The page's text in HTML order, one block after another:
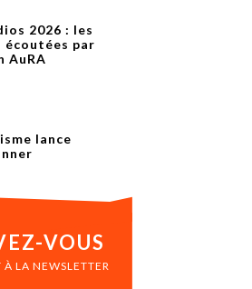
1 AN
2026 : les
par
AuRA
lance
VOUS
LA NEWSLETTER